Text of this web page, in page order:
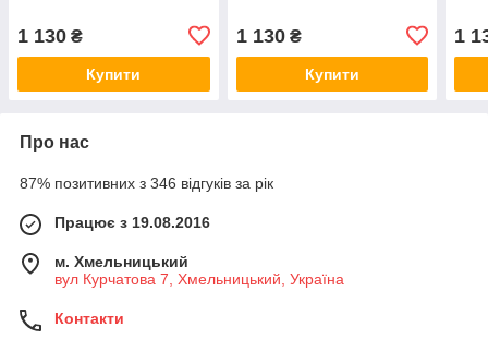
1 130 ₴
Купити
1 130₴
Купити
1
Про нас
87% позитивних з 346 відгуків за рік
Працює з 19.08.2016
м. Хмельницький
вул Курчатова 7, Хмельницький, Україна
Контакти